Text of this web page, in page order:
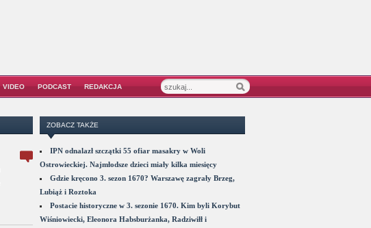
VIDEO PODCAST REDAKCJA
ZOBACZ TAKŻE
IPN odnalazł szczątki 55 ofiar masakry w Woli
Ostrowieckiej. Najmłodsze dzieci miały kilka miesięcy
Gdzie kręcono 3. sezon 1670? Warszawę zagrały Brzeg,
Lubiąż i Roztoka
Postacie historyczne w 3. sezonie 1670. Kim byli Korybut
Wiśniowiecki, Eleonora Habsburżanka, Radziwiłł i